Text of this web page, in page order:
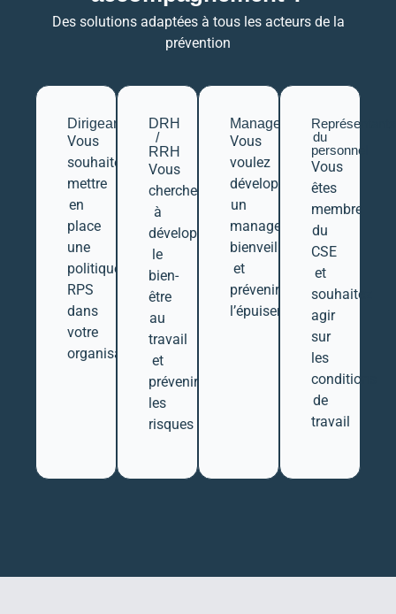
Des solutions adaptées à tous les acteurs de la
prévention
Dirigeants
Vous
souhaitez
mettre
en
place
une
politique
RPS
dans
votre
organisation
DRH
/
RRH
Vous
cherchez
à
développer
le
bien-
être
au
travail
et
prévenir
les
risques
Managers
Vous
voulez
développer
un
management
bienveillant
et
prévenir
l’épuisement
Représentants
du
personnel
Vous
êtes
membre
du
CSE
et
souhaitez
agir
sur
les
conditions
de
travail